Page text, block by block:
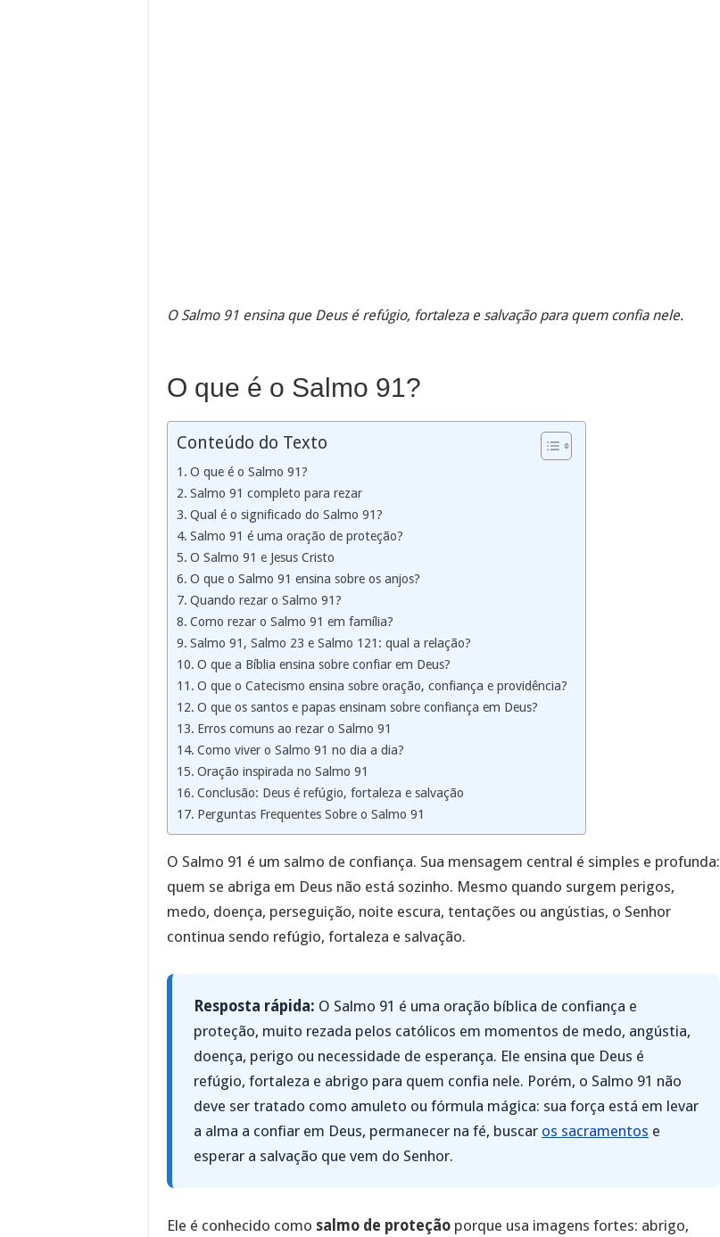
O Salmo 91 ensina que Deus é refúgio, fortaleza e salvação para quem confia nele.
O que é o Salmo 91?
Conteúdo do Texto
O que é o Salmo 91?
Salmo 91 completo para rezar
Qual é o significado do Salmo 91?
Salmo 91 é uma oração de proteção?
O Salmo 91 e Jesus Cristo
O que o Salmo 91 ensina sobre os anjos?
Quando rezar o Salmo 91?
Como rezar o Salmo 91 em família?
Salmo 91, Salmo 23 e Salmo 121: qual a relação?
O que a Bíblia ensina sobre confiar em Deus?
O que o Catecismo ensina sobre oração, confiança e providência?
O que os santos e papas ensinam sobre confiança em Deus?
Erros comuns ao rezar o Salmo 91
Como viver o Salmo 91 no dia a dia?
Oração inspirada no Salmo 91
Conclusão: Deus é refúgio, fortaleza e salvação
Perguntas Frequentes Sobre o Salmo 91
O Salmo 91 é um salmo de confiança. Sua mensagem central é simples e profunda:
quem se abriga em Deus não está sozinho. Mesmo quando surgem perigos,
medo, doença, perseguição, noite escura, tentações ou angústias, o Senhor
continua sendo refúgio, fortaleza e salvação.
Resposta rápida: O Salmo 91 é uma oração bíblica de confiança e
proteção, muito rezada pelos católicos em momentos de medo, angústia,
doença, perigo ou necessidade de esperança. Ele ensina que Deus é
refúgio, fortaleza e abrigo para quem confia nele. Porém, o Salmo 91 não
deve ser tratado como amuleto ou fórmula mágica: sua força está em levar
a alma a confiar em Deus, permanecer na fé, buscar os sacramentos e
esperar a salvação que vem do Senhor.
Ele é conhecido como salmo de proteção porque usa imagens fortes: abrigo,